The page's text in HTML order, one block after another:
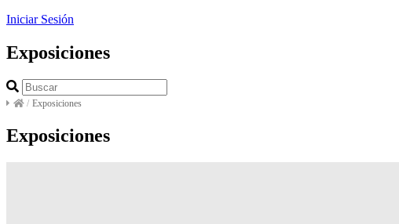
Iniciar Sesión
Exposiciones
/ Exposiciones
Exposiciones